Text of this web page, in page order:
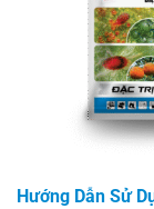
Hướng Dẫn Sử